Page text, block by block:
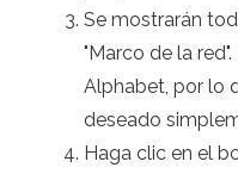
Se mostrarán
"Marco de la
Alphabet, por lo
deseado
Haga clic en el